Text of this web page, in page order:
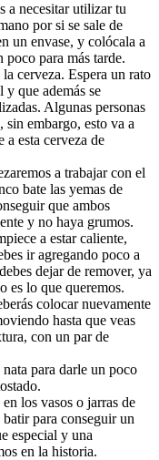
a necesitar utilizar tu
por si se sale de
un envase, y colócala a
poco para más tarde.
cerveza. Espera un rato
y que además se
Algunas personas
sin embargo, esto va a
a esta cerveza de
a trabajar con el
bate las yemas de
que ambos
y no haya grumos.
a estar caliente,
ir agregando poco a
dejar de remover, ya
es lo que queremos.
colocar nuevamente
hasta que veas
con un par de
para darle un poco
los vasos o jarras de
para conseguir un
especial y una
en la historia.